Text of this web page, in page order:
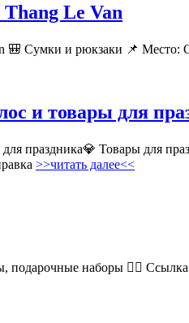
Le Van
🎒 Сумки и рюкзаки 📌 Место:
и товары для
для праздника💎 Товары для
>>читать далее<<
подарочные наборы 👉🏻